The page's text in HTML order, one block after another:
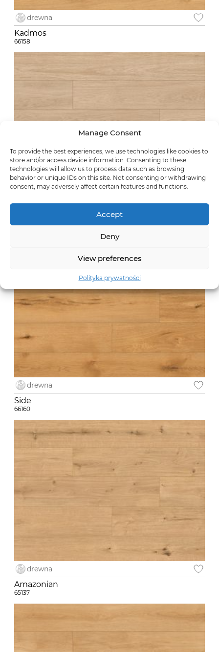
Manage Consent
To provide the best experiences, we use technologies like cookies to
store and/or access device information. Consenting to these
technologies will allow us to process data such as browsing
behavior or unique IDs on this site. Not consenting or withdrawing
consent, may adversely affect certain features and functions.
Accept
Deny
View preferences
Polityka prywatności
drewna
Kadmos
66158
drewna
66159
drewna
Side
66160
drewna
Amazonian
65137